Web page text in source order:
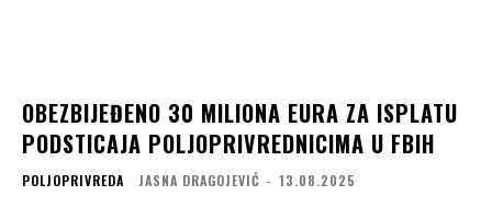
OBEZBIJEĐENO 30 MILIONA EURA ZA ISPLATU
PODSTICAJA POLJOPRIVREDNICIMA U FBIH
POLJOPRIVREDA JASNA DRAGOJEVIĆ - 13.08.2025